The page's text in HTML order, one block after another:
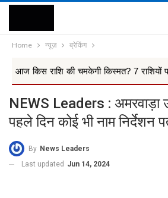
Home न्यूज़ ब्रेकिंग
की चमकेगी किस्मत? 7 राशियों पर धन वर्षा
NEWS Leaders : अमरवाड़ा
पहले दिन कोई भी नाम निर्देशन
By News Leaders
Last updated Jun 14, 2024